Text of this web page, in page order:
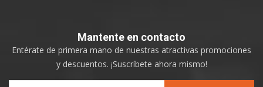
Mantente en contacto
Entérate de primera mano de nuestras atractivas promociones
y descuentos. ¡Suscríbete ahora mismo!